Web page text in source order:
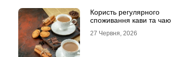
Користь регулярного
споживання кави та чаю
27 Червня, 2026